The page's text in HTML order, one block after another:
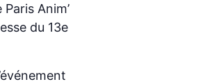
Anim’
du 13e